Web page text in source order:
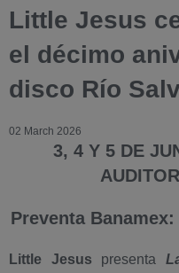
Little Jesus
el décimo
disco Río
02 March 2026
3, 4 Y 5 DE
Preventa Banamex:
Little Jesus presenta